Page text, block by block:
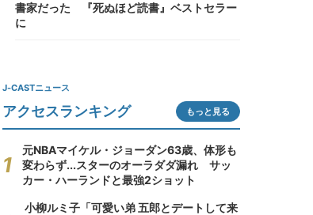
書家だった 『死ぬほど読書』ベストセラー
に
J-CASTニュース
アクセスランキング もっと見る
元NBAマイケル・ジョーダン63歳、体形も
変わらず...スターのオーラダダ漏れ サッ
カー・ハーランドと最強2ショット
小柳ルミ子「可愛い弟 五郎とデートして来